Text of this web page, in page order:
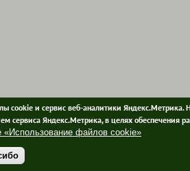
cookie и сервис веб-аналитики
сервиса Яндекс.Метрика, в целях обеспечения
файлов cookie»